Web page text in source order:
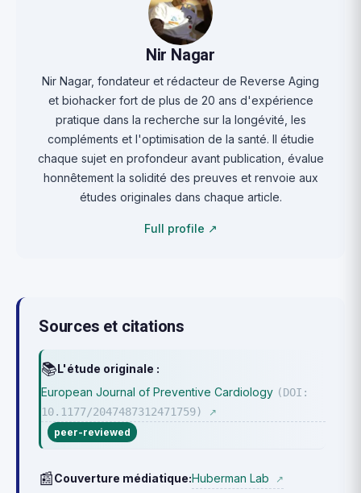
Nir Nagar
Nir Nagar, fondateur et rédacteur de Reverse Aging
et biohacker fort de plus de 20 ans d'expérience
pratique dans la recherche sur la longévité, les
compléments et l'optimisation de la santé. Il étudie
chaque sujet en profondeur avant publication, évalue
honnêtement la solidité des preuves et renvoie aux
études originales dans chaque article.
Full profile ↗
Sources et citations
📚L'étude originale :
European Journal of Preventive Cardiology (DOI:
10.1177/2047487312471759)
↗
peer-reviewed
📰Couverture médiatique:Huberman Lab ↗